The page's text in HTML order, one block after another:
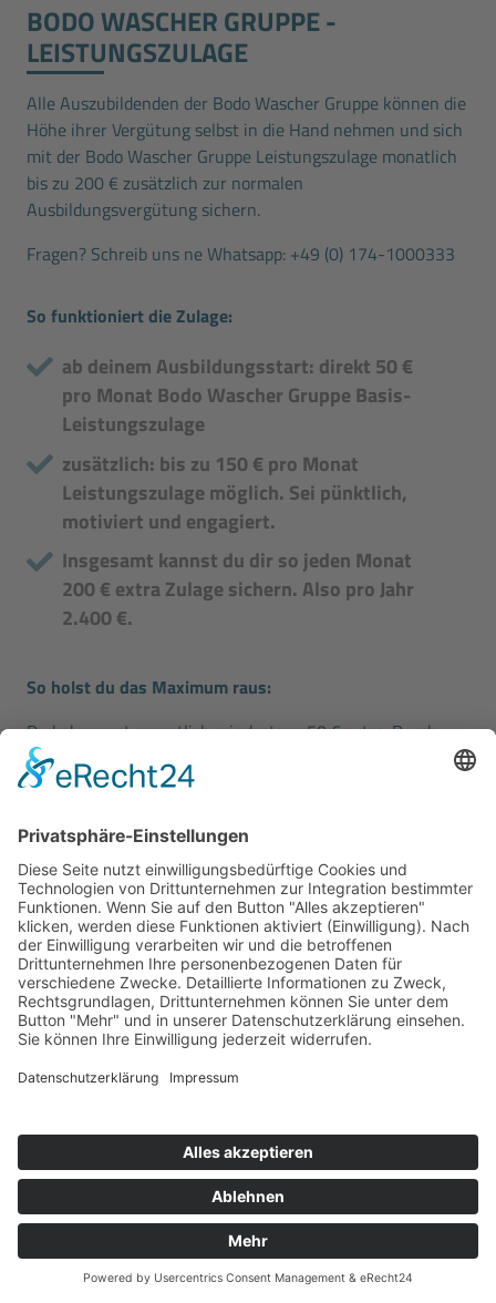
BODO WASCHER GRUPPE ­
LEISTUNGSZULAGE
Alle Auszubildenden der Bodo Wascher Gruppe können die
Höhe ihrer Vergütung selbst in die Hand nehmen und sich
mit der Bodo Wascher Gruppe Leistungszulage monatlich
bis zu 200 € zusätzlich zur normalen
Ausbildungsvergütung sichern.
Fragen? Schreib uns ne Whatsapp: +49 (0) 174-1000333
So funktioniert die Zulage:
ab deinem Ausbildungsstart: direkt 50 €
pro Monat Bodo Wascher Gruppe Basis-
Leistungszulage
zusätzlich: bis zu 150 € pro Monat
Leistungszulage möglich. Sei pünktlich,
motiviert und engagiert.
Insgesamt kannst du dir so jeden Monat
200 € extra Zulage sichern. Also pro Jahr
2.400 €.
So holst du das Maximum raus:
Du bekommst monatlich mindestens 50 € extra. Durch
Pünktlichkeit, Zuverlässigkeit, aber auch Fleiß und
Engagement steigerst du deine Ausbildungsvergütung um
Lebe unsere Werte
und sichere dir 200 € extra.
UNSERE AUSBILDUNGS­BERUFE DER
BODO WASCHER GRUPPE IN
HANNOVER
Elektroniker für Energie-
und Gebäudetechnik
(m/w/d)
Elektroniker für Energie- und
Gebäudetechnik (m/w/d) sind Fachkräfte
für die Hauselektrik. In diesem Beruf hat
man nicht nur mit Steckdosen ...